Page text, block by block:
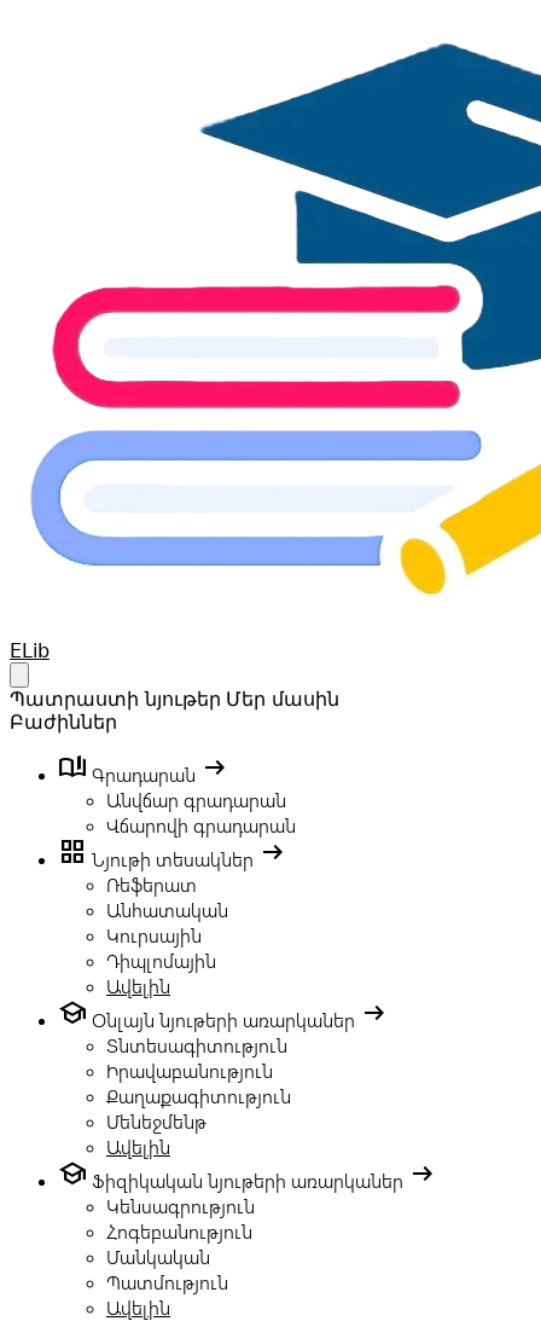
Your Company
ELib
Պատրաստի նյութեր Մեր մասին
Բաժիններ
book_ribbon Գրադարան arrow_right_alt
Անվճար գրադարան
Վճարովի գրադարան
grid_view Նյութի տեսակներ arrow_right_alt
Ռեֆերատ
Անհատական
Կուրսային
Դիպլոմային
Ավելին
school Օնլայն նյութերի առարկաներ arrow_right_alt
Տնտեսագիտություն
Իրավաբանություն
Քաղաքագիտություն
Մենեջմենթ
Ավելին
school Ֆիզիկական նյութերի առարկաներ arrow_right_alt
Կենսագրություն
Հոգեբանություն
Մանկական
Պատմություն
Ավելին